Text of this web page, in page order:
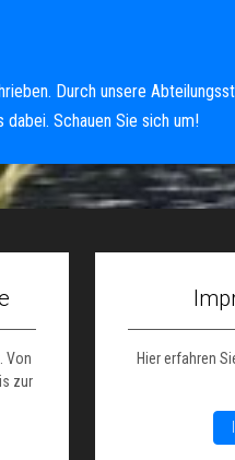
Durch unsere
Schauen Sie sich um!
Von
zur
Hier erfahren